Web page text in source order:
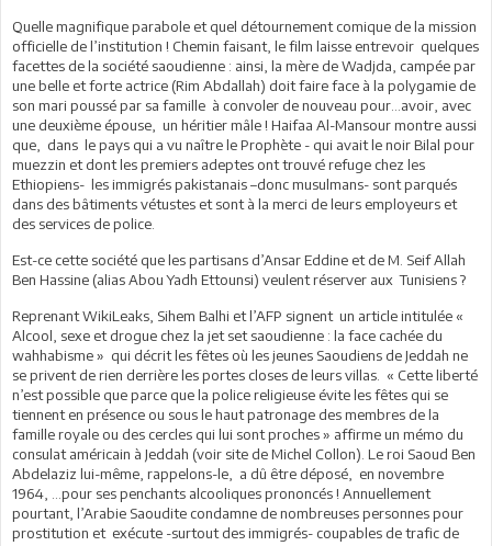
Quelle magnifique parabole et quel détournement comique de la mission
officielle de l’institution ! Chemin faisant, le film laisse entrevoir quelques
facettes de la société saoudienne : ainsi, la mère de Wadjda, campée par
une belle et forte actrice (Rim Abdallah) doit faire face à la polygamie de
son mari poussé par sa famille à convoler de nouveau pour…avoir, avec
une deuxième épouse, un héritier mâle ! Haifaa Al-Mansour montre aussi
que, dans le pays qui a vu naître le Prophète - qui avait le noir Bilal pour
muezzin et dont les premiers adeptes ont trouvé refuge chez les
Ethiopiens- les immigrés pakistanais –donc musulmans- sont parqués
dans des bâtiments vétustes et sont à la merci de leurs employeurs et
des services de police.
Est-ce cette société que les partisans d’Ansar Eddine et de M. Seif Allah
Ben Hassine (alias Abou Yadh Ettounsi) veulent réserver aux Tunisiens ?
Reprenant WikiLeaks, Sihem Balhi et l’AFP signent un article intitulée «
Alcool, sexe et drogue chez la jet set saoudienne : la face cachée du
wahhabisme » qui décrit les fêtes où les jeunes Saoudiens de Jeddah ne
se privent de rien derrière les portes closes de leurs villas. « Cette liberté
n’est possible que parce que la police religieuse évite les fêtes qui se
tiennent en présence ou sous le haut patronage des membres de la
famille royale ou des cercles qui lui sont proches » affirme un mémo du
consulat américain à Jeddah (voir site de Michel Collon). Le roi Saoud Ben
Abdelaziz lui-même, rappelons-le, a dû être déposé, en novembre
1964, …pour ses penchants alcooliques prononcés ! Annuellement
pourtant, l’Arabie Saoudite condamne de nombreuses personnes pour
prostitution et exécute -surtout des immigrés- coupables de trafic de